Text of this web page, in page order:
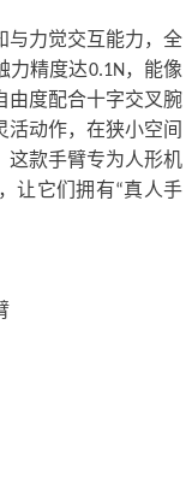
与力觉交互能力，全
力精度达0.1N，能像
由度配合十字交叉腕
活动作，在狭小空间
这款手臂专为人形机
让它们拥有“真人手